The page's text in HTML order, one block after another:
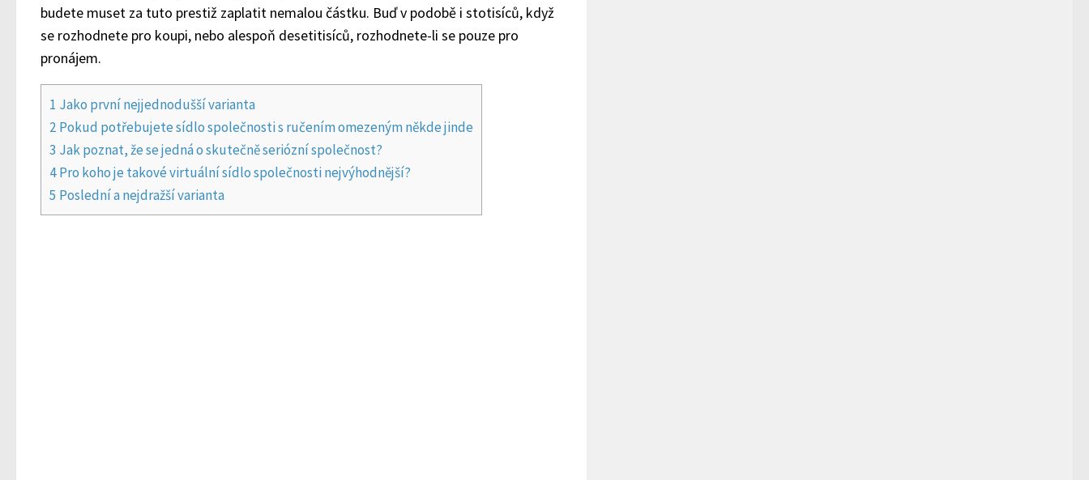
budete muset za tuto prestiž zaplatit nemalou částku. Buď v podobě i stotisíců, když
se rozhodnete pro koupi, nebo alespoň desetitisíců, rozhodnete-li se pouze pro
pronájem.
1 Jako první nejjednodušší varianta
2 Pokud potřebujete sídlo společnosti s ručením omezeným někde jinde
3 Jak poznat, že se jedná o skutečně seriózní společnost?
4Pro koho je takové virtuální sídlo společnosti nejvýhodnější?
5 Poslední a nejdražší varianta